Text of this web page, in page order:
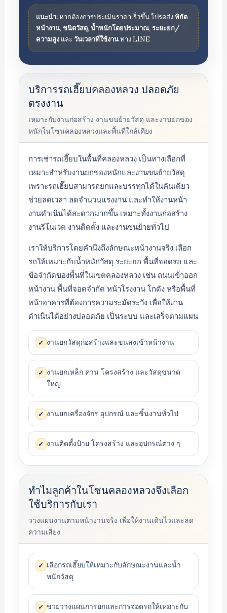
แนะนำ:หากต้องการประเมินราคาเร็วขึ้น โปรดส่งพิกัด
หน้างาน, ชนิดวัสดุ, น้ำหนักโดยประมาณ, ระยะยก/
ความสูงและ วันเวลาที่ใช้งานทาง LINE
บริการรถเฮี๊ยบคลองหลวง ปลอดภัย
ตรงงาน
เหมาะกับงานก่อสร้าง งานขนย้ายวัสดุ และงานยกของ
หนักในโซนคลองหลวงและพื้นที่ใกล้เคียง
การเช่ารถเฮี๊ยบในพื้นที่คลองหลวง เป็นทางเลือกที่
เหมาะสำหรับงานยกของหนักและงานขนย้ายวัสดุ
เพราะรถเฮี๊ยบสามารถยกและบรรทุกได้ในคันเดียว
ช่วยลดเวลา ลดจำนวนแรงงาน และทำให้งานหน้า
งานดำเนินได้สะดวกมากขึ้น เหมาะทั้งงานก่อสร้าง
งานรีโนเวต งานติดตั้ง และงานขนย้ายทั่วไป
เราให้บริการโดยคำนึงถึงลักษณะหน้างานจริง เลือก
รถให้เหมาะกับน้ำหนักวัสดุ ระยะยก พื้นที่จอดรถ และ
ข้อจำกัดของพื้นที่ในเขตคลองหลวง เช่น ถนนเข้าออก
หน้างาน พื้นที่จอดจำกัด หน้าโรงงาน โกดัง หรือพื้นที่
หน้าอาคารที่ต้องการความระมัดระวัง เพื่อให้งาน
ดำเนินได้อย่างปลอดภัย เป็นระบบ และเสร็จตามแผน
✓ งานยกวัสดุก่อสร้างและขนส่งเข้าหน้างาน
✓ งานยกเหล็ก คาน โครงสร้าง และวัสดุขนาด
ใหญ่
✓ งานยกเครื่องจักร อุปกรณ์ และชิ้นงานทั่วไป
✓ งานติดตั้งป้าย โครงสร้าง และอุปกรณ์ต่าง ๆ
ทำไมลูกค้าในโซนคลองหลวงจึงเลือก
ใช้บริการกับเรา
วางแผนงานตามหน้างานจริง เพื่อให้งานเดินไวและลด
ความเสี่ยง
✓ เลือกรถเฮี๊ยบให้เหมาะกับลักษณะงานและน้ำ
หนักวัสดุ
✓ ช่วยวางแผนการยกและการจอดรถให้เหมาะกับ